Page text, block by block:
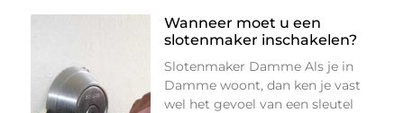
Wanneer moet u een
slotenmaker inschakelen?
Slotenmaker Damme Als je in
Damme woont, dan ken je vast
wel het gevoel van een sleutel